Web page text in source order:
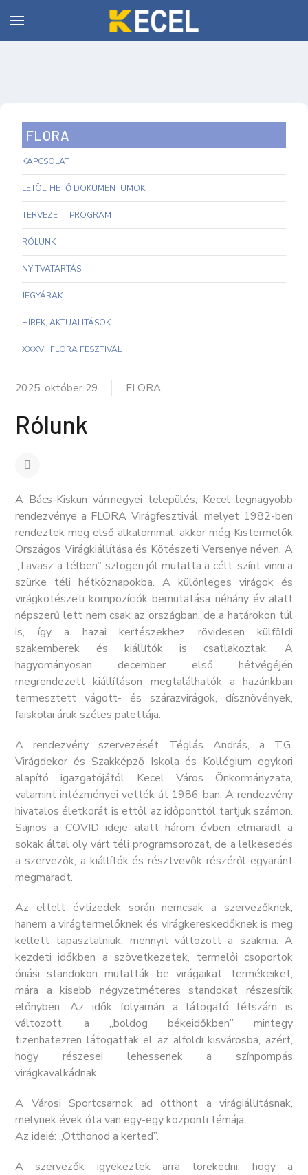
FLORA
KAPCSOLAT
LETÖLTHETŐ DOKUMENTUMOK
TERVEZETT PROGRAM
RÓLUNK
NYITVATARTÁS
JEGYÁRAK
HÍREK, AKTUALITÁSOK
XXXVI. FLORA FESZTIVÁL
2025. október 29 FLORA
Rólunk
A Bács-Kiskun vármegyei település, Kecel legnagyobb
rendezvénye a FLORA Virágfesztivál, melyet 1982-ben
rendeztek meg első alkalommal, akkor még Kistermelők
Országos Virágkiállítása és Kötészeti Versenye néven. A
,,Tavasz a télben” szlogen jól mutatta a célt: színt vinni a
szürke téli hétköznapokba. A különleges virágok és
virágkötészeti kompozíciók bemutatása néhány év alatt
népszerű lett nem csak az országban, de a határokon túl
is, így a hazai kertészekhez rövidesen külföldi
szakemberek és kiállítók is csatlakoztak. A
hagyományosan december első hétvégéjén
megrendezett kiállításon megtalálhatók a hazánkban
termesztett vágott- és szárazvirágok, dísznövények,
faiskolai áruk széles palettája.
A rendezvény szervezését Téglás András, a T.G.
Virágdekor és Szakképző Iskola és Kollégium egykori
alapító igazgatójától Kecel Város Önkormányzata,
valamint intézményei vették át 1986-ban. A rendezvény
hivatalos életkorát is ettől az időponttól tartjuk számon.
Sajnos a COVID ideje alatt három évben elmaradt a
sokak által oly várt téli programsorozat, de a lelkesedés
a szervezők, a kiállítók és résztvevők részéről egyaránt
megmaradt.
Az eltelt évtizedek során nemcsak a szervezőknek,
hanem a virágtermelőknek és virágkereskedőknek is meg
kellett tapasztalniuk, mennyit változott a szakma. A
kezdeti időkben a szövetkezetek, termelői csoportok
óriási standokon mutatták be virágaikat, termékeiket,
mára a kisebb négyzetméteres standokat részesítik
előnyben. Az idők folyamán a látogató létszám is
változott, a „boldog békeidőkben” mintegy
tizenhatezren látogattak el az alföldi kisvárosba, azért,
hogy részesei lehessenek a színpompás
virágkavalkádnak.
A Városi Sportcsarnok ad otthont a virágiállításnak,
melynek évek óta van egy-egy központi témája.
Az ideié: „Otthonod a kerted”.
A szervezők igyekeztek arra törekedni, hogy a